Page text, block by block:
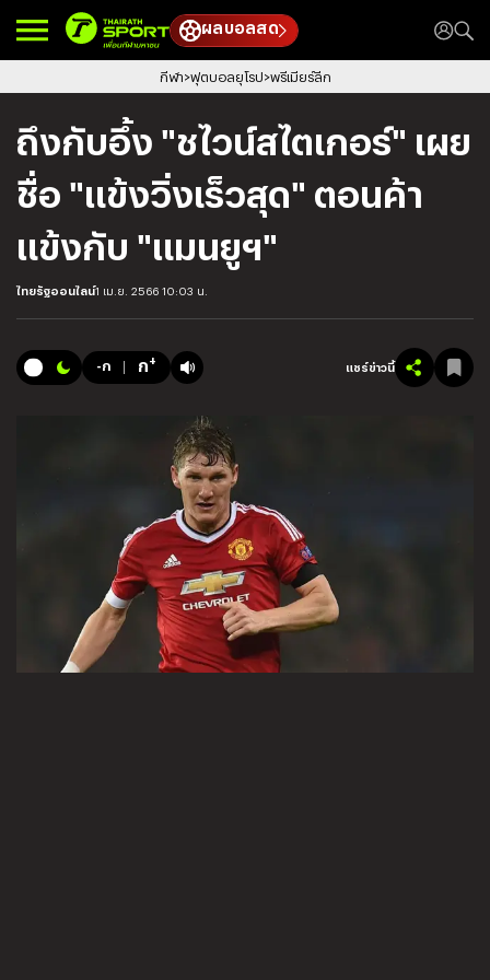
ผลบอลสด
กีฬา ฟุตบอลยุโรป พรีเมียร์ลีก
ถึงกับอึ้ง "ชไวน์สไตเกอร์" เผย
ชื่อ "แข้งวิ่งเร็วสุด" ตอนค้า
แข้งกับ "แมนยูฯ"
ไทยรัฐออนไลน์1 เม.ย. 2566 10:03 น.
-ก ก+ แชร์ข่าวนี้